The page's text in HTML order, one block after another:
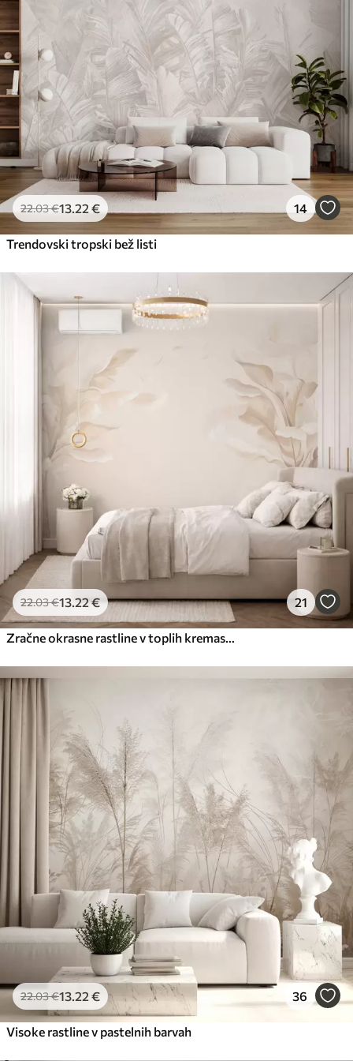
Premium vinil
.00 39 €/m²
Peel and Stick
81 .67 49 .00€ /m²
22.03€13 .22 € 14
Trendovski tropski bež listi
22.03€13 .22€ 21
22.03€13 .22 € 36
Visoke rastline v pastelnih barvah